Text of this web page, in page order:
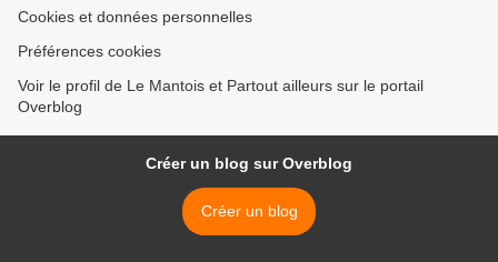
Cookies et données personnelles
Préférences cookies
Voir le profil de Le Mantois et Partout ailleurs sur le portail
Overblog
Créer un blog sur Overblog
Créer un blog